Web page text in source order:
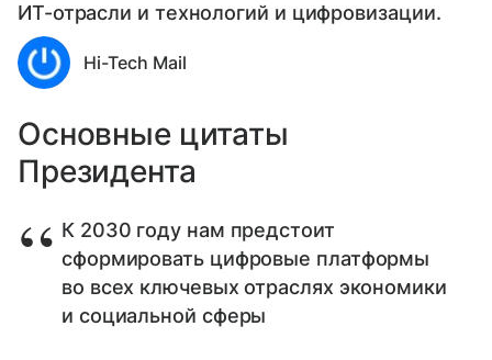
ИТ-отрасли и технологий и цифровизации.
Hi-Tech Mail
Основные цитаты
Президента
К 2030 году нам предстоит
сформировать цифровые платформы
во всех ключевых отраслях экономики
и социальной сферы